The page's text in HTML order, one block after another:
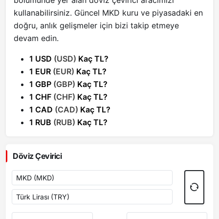
kullanabilirsiniz. Güncel MKD kuru ve piyasadaki en
doğru, anlık gelişmeler için bizi takip etmeye
devam edin.
1 USD (USD) Kaç TL?
1 EUR (EUR) Kaç TL?
1 GBP (GBP) Kaç TL?
1 CHF (CHF) Kaç TL?
1 CAD (CAD) Kaç TL?
1 RUB (RUB) Kaç TL?
Döviz Çevirici